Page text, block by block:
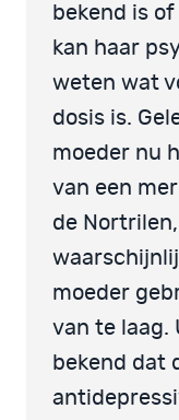
bekend is of
kan haar
weten wat
dosis is.
moeder nu
van een
de
moeder
van te laag.
bekend dat